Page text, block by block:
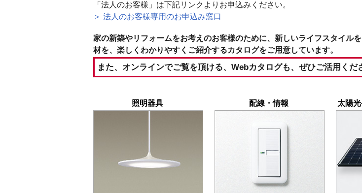
「法人のお客様」は下記リンクよりお申込みください。
＞ 法人のお客様専用のお申込み窓口
家の新築やリフォームをお考えのお客様のために、新しいライフスタイル
材を、楽しくわかりやすくご紹介するカタログをご用意しています。
また、オンラインでご覧を頂ける、Webカタログも、ぜひご活用くだ
照明器具 配線・情報 太陽